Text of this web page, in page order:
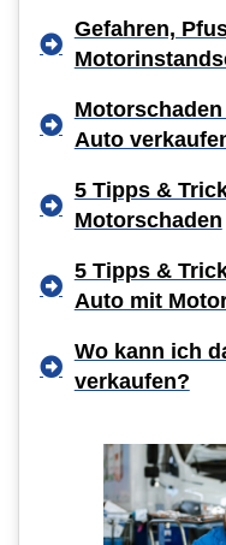
Gefahren,
Auto
5 Tipps &
Motorschaden
5 Tipps &
Auto mit
Wo kann ich
verkaufen?